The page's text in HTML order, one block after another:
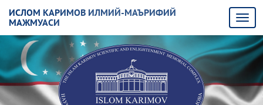
ИСЛОМ КАРИМОВ ИЛМИЙ-МАЪРИФИЙ
МАЖМУАСИ